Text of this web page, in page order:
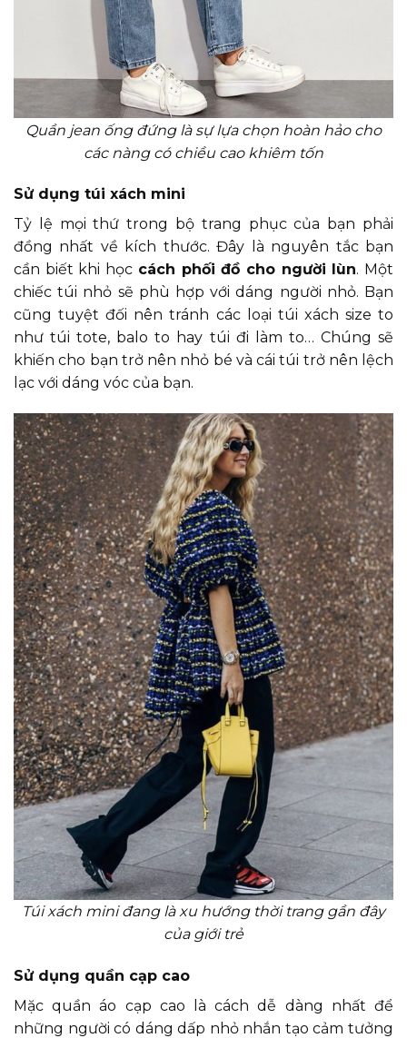
Quần jean ống đứng là sự lựa chọn hoàn hảo cho
các nàng có chiều cao khiêm tốn
Sử dụng túi xách mini
Tỷ lệ mọi thứ trong bộ trang phục của bạn phải
đồng nhất về kích thước. Đây là nguyên tắc bạn
cần biết khi học cách phối đồ cho người lùn. Một
chiếc túi nhỏ sẽ phù hợp với dáng người nhỏ. Bạn
cũng tuyệt đối nên tránh các loại túi xách size to
như túi tote, balo to hay túi đi làm to… Chúng sẽ
khiến cho bạn trở nên nhỏ bé và cái túi trở nên lệch
lạc với dáng vóc của bạn.
Túi xách mini đang là xu hướng thời trang gần đây
của giới trẻ
Sử dụng quần cạp cao
Mặc quần áo cạp cao là cách dễ dàng nhất để
những người có dáng dấp nhỏ nhắn tạo cảm tưởng